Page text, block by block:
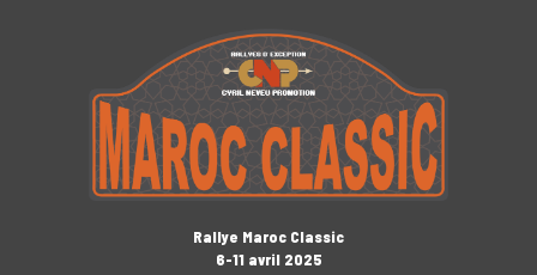
Rallye Maroc Classic
6-11 avril 2025